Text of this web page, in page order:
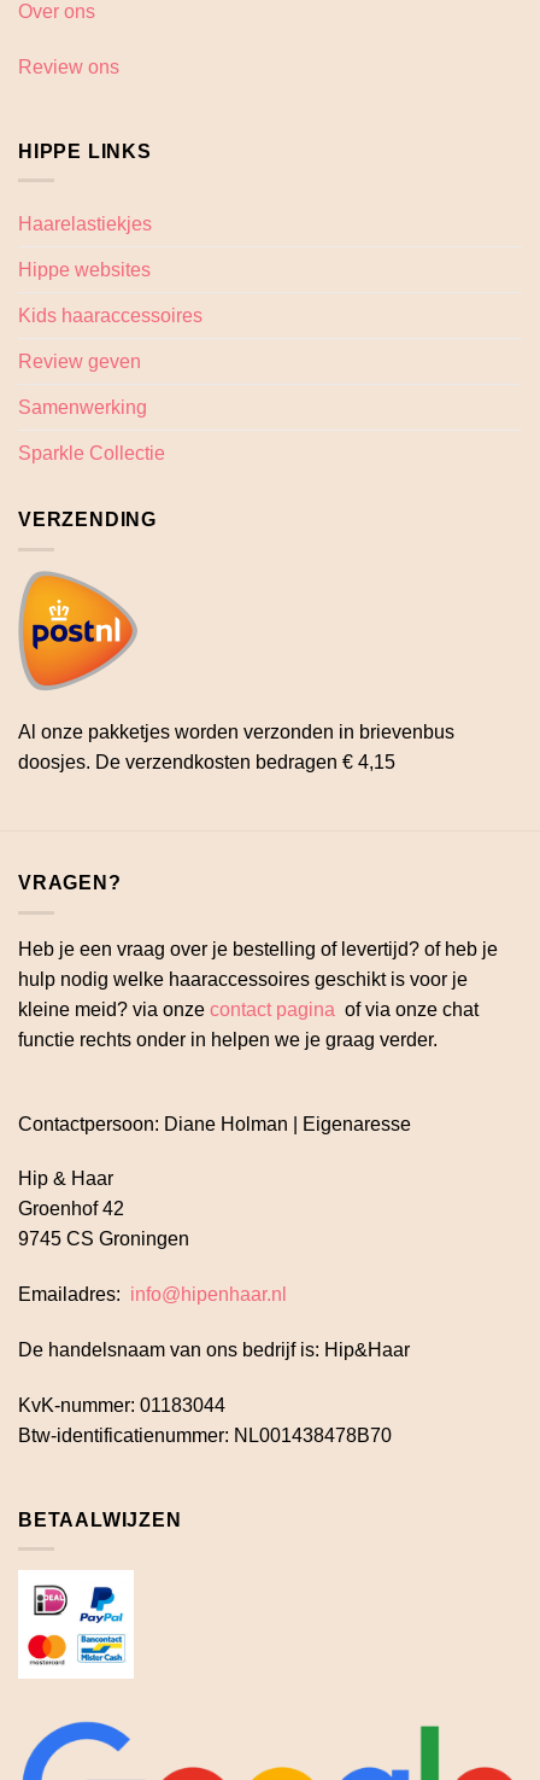
Over ons
Review ons
HIPPE LINKS
Haarelastiekjes
Hippe websites
Kids haaraccessoires
Review geven
Samenwerking
Sparkle Collectie
VERZENDING
Al onze pakketjes worden verzonden in brievenbus
doosjes. De verzendkosten bedragen € 4,15
VRAGEN?
Heb je een vraag over je bestelling of levertijd? of heb je
hulp nodig welke haaraccessoires geschikt is voor je
kleine meid? via onze contact pagina of via onze chat
functie rechts onder in helpen we je graag verder.
Contactpersoon: Diane Holman | Eigenaresse
Hip & Haar
Groenhof 42
9745 CS Groningen
Emailadres: info@hipenhaar.nl
De handelsnaam van ons bedrijf is: Hip&Haar
KvK-nummer: 01183044
Btw-identificatienummer: NL001438478B70
BETAALWIJZEN